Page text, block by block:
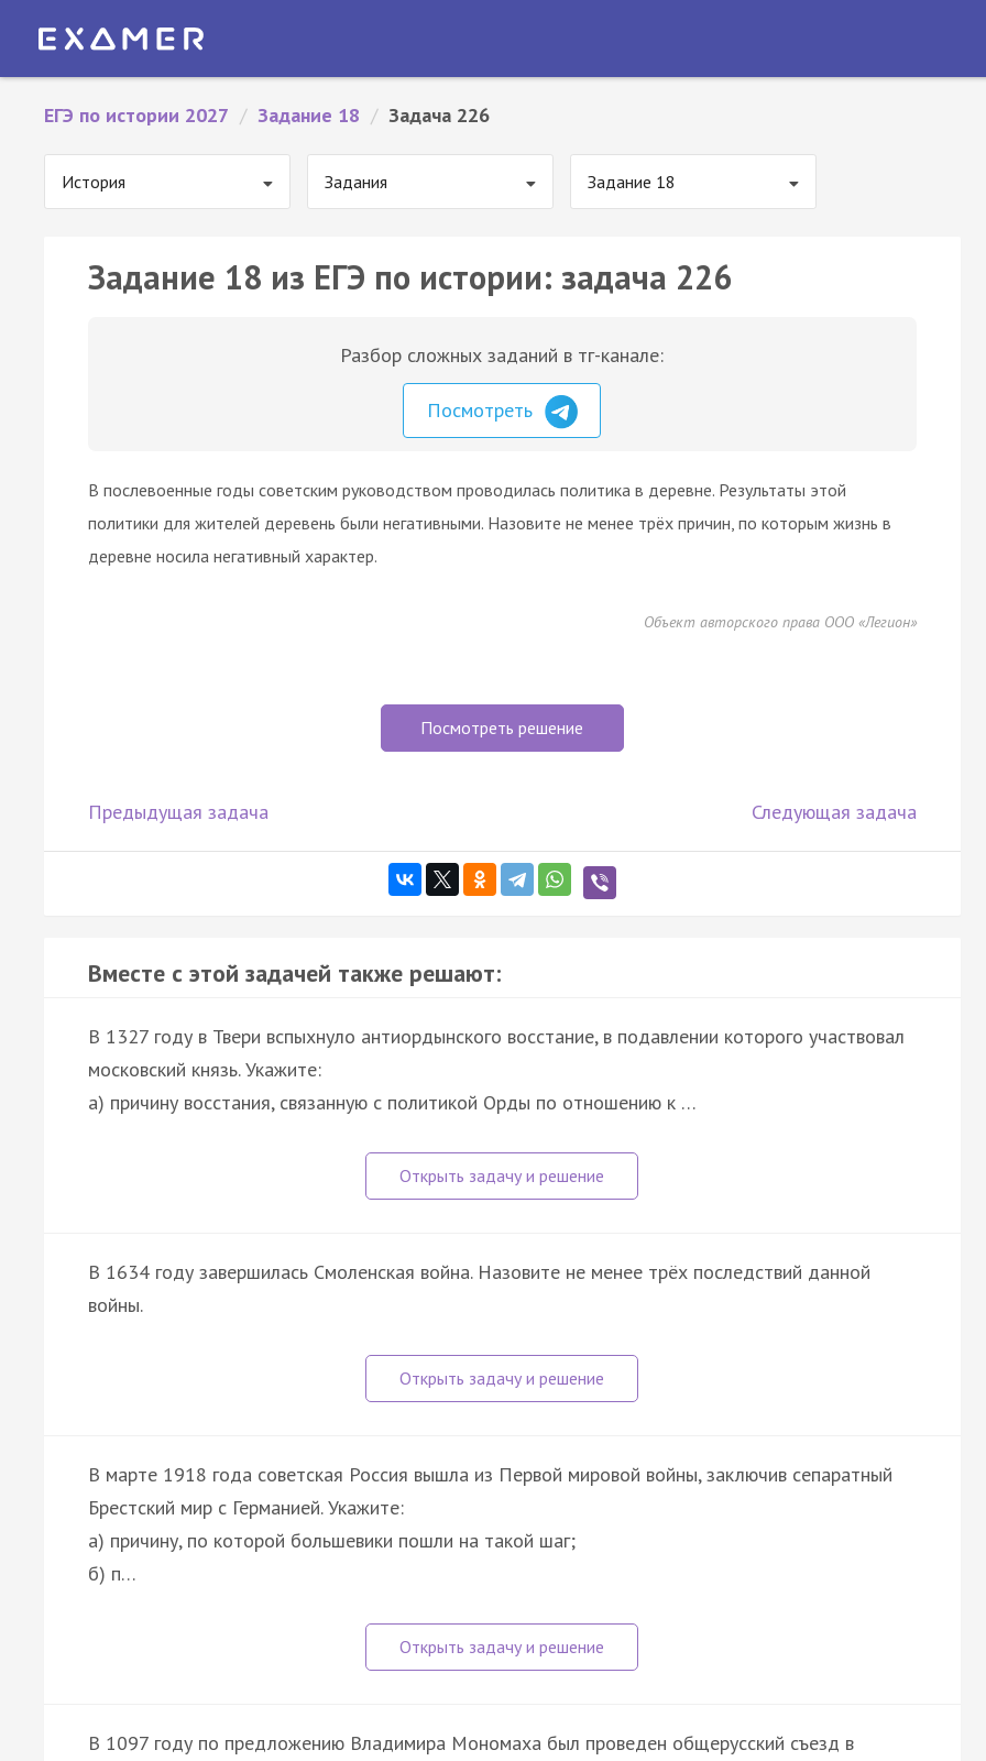
ЕГЭ по истории 2027 / Задание 18 / Задача 226
История Задания Задание 18
Задание 18 из ЕГЭ по истории: задача 226
Разбор сложных заданий в тг-канале:
Посмотреть
В послевоенные годы советским руководством проводилась политика в деревне. Результаты этой
политики для жителей деревень были негативными. Назовите не менее трёх причин, по которым жизнь в
деревне носила негативный характер.
Объект авторского права ООО «Легион»
Посмотреть решение
Предыдущая задача Следующая задача
Вместе с этой задачей также решают:
В 1327 году в Твери вспыхнуло антиордынского восстание, в подавлении которого участвовал
московский князь. Укажите:
а) причину восстания, связанную с политикой Орды по отношению к …
В 1634 году завершилась Смоленская война. Назовите не менее трёх последствий данной
войны.
В марте 1918 года советская Россия вышла из Первой мировой войны, заключив сепаратный
Брестский мир с Германией. Укажите:
а) причину, по которой большевики пошли на такой шаг;
б) п…
В 1097 году по предложению Владимира Мономаха был проведен общерусский съезд в